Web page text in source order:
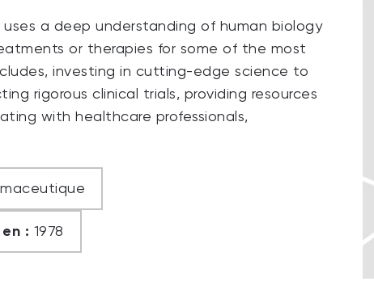
a deep understanding of human biology
or therapies for some of the most
investing in cutting-edge science to
rigorous clinical trials, providing resources
with healthcare professionals,
: 1978